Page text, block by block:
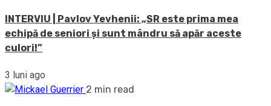
INTERVIU | Pavlov Yevhenii: „SR este prima mea
echipă de seniori și sunt mândru să apăr aceste
culori!”
3 luni ago
2 min read